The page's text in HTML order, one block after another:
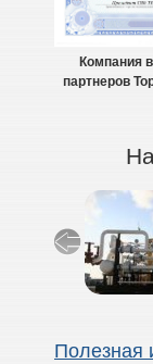
Компания
партнеров
Полезная